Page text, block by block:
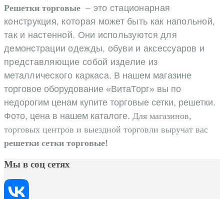
Решетки торговые – это стационарная
конструкция, которая может быть как напольной,
так и настенной. Они используются для
демонстрации одежды, обуви и аксессуаров и
представляющие собой изделие из
металлического каркаса. В нашем магазине
торговое оборудование «ВитаТорг» вы по
недорогим ценам купите торговые сетки, решетки.
Фото, цена в нашем каталоге. Для магазинов,
торговых центров и выездной торговли выручат вас
решетки сетки торговые!
Мы в соц сетях